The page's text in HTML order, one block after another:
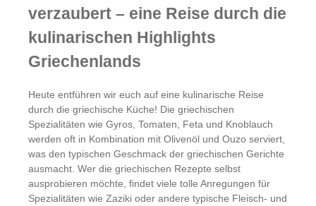
verzaubert – eine Reise durch die
kulinarischen Highlights
Griechenlands
Heute entführen wir euch auf eine kulinarische Reise
durch die griechische Küche! Die griechischen
Spezialitäten wie Gyros, Tomaten, Feta und Knoblauch
werden oft in Kombination mit Olivenöl und Ouzo serviert,
was den typischen Geschmack der griechischen Gerichte
ausmacht. Wer die griechischen Rezepte selbst
ausprobieren möchte, findet viele tolle Anregungen für
Spezialitäten wie Zaziki oder andere typische Fleisch- und